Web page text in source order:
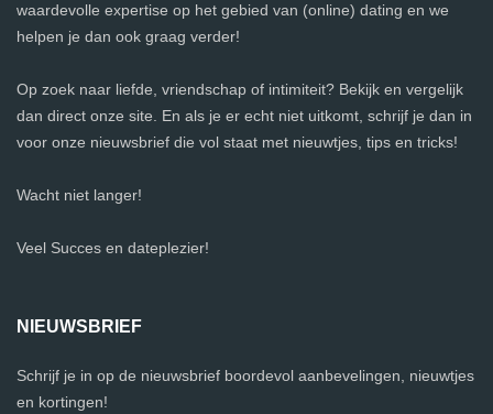
waardevolle expertise op het gebied van (online) dating en we
helpen je dan ook graag verder!
Op zoek naar liefde, vriendschap of intimiteit? Bekijk en vergelijk
dan direct onze site. En als je er echt niet uitkomt, schrijf je dan in
voor onze nieuwsbrief die vol staat met nieuwtjes, tips en tricks!
Wacht niet langer!
Veel Succes en dateplezier!
NIEUWSBRIEF
Schrijf je in op de nieuwsbrief boordevol aanbevelingen, nieuwtjes
en kortingen!